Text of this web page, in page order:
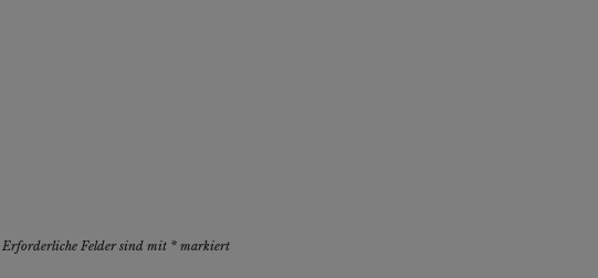
Erforderliche Felder sind mit * markiert